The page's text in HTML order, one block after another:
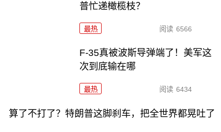
普忙递橄榄枝？
最热 阅读 6566
F-35真被波斯导弹端了！美军这
次到底输在哪
最热 阅读 6434
算了不打了？特朗普这脚刹车，把全世界都晃吐了